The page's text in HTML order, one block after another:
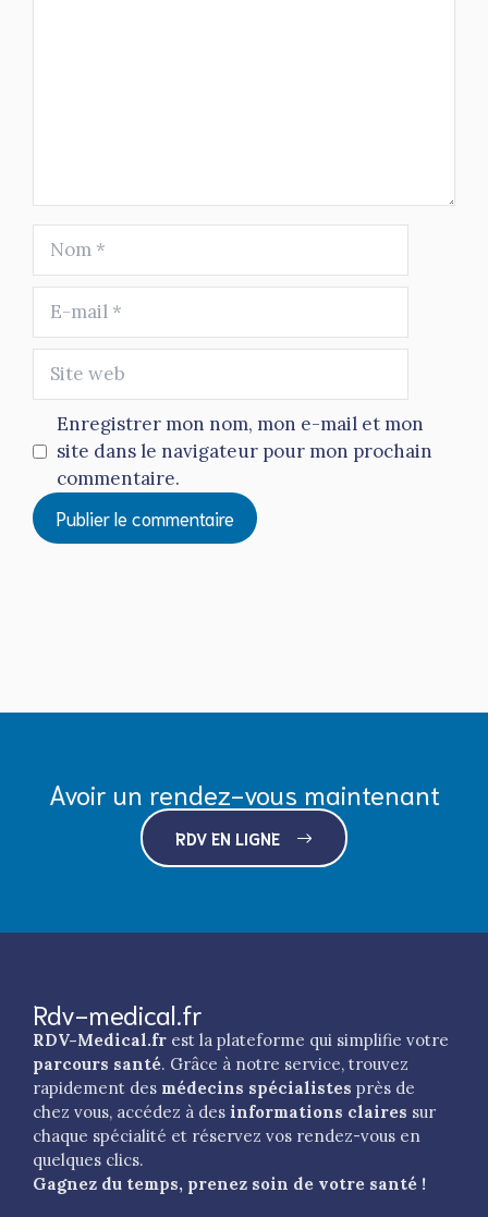
mail
web
Enregistrer mon nom, mon e-mail et mon
site dans le navigateur pour mon prochain
commentaire.
Avoir un rendez-vous maintenant
RDV EN LIGNE
Rdv-medical.fr
RDV-Medical.fr est la plateforme qui simplifie votre
parcours santé. Grâce à notre service, trouvez
rapidement des médecins spécialistes près de
chez vous, accédez à des informations claires sur
chaque spécialité et réservez vos rendez-vous en
quelques clics.
Gagnez du temps, prenez soin de votre santé !